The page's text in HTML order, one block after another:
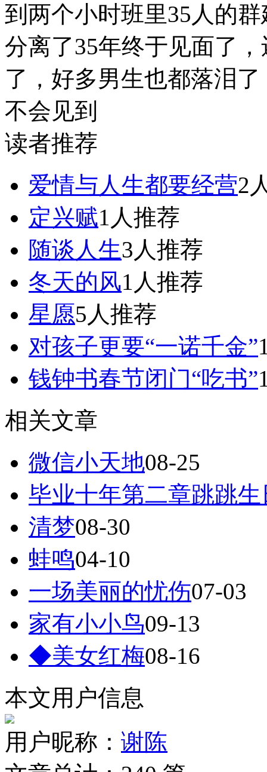
到两个小时班里35人的
分离了35年终于见面了
了，好多男生也都落泪
不会见到
读者推荐
爱情与人生都要经营2
定兴赋1人推荐
随谈人生3人推荐
冬天的风1人推荐
星愿5人推荐
对孩子更要“一诺千金”
钱钟书春节闭门“吃书”
相关文章
微信小天地08-25
毕业十年第二章跳跳
清梦08-30
蛙鸣04-10
一场美丽的忧伤07-03
家有小小鸟09-13
◆美女红梅08-16
本文用户信息
用户昵称： 谢陈